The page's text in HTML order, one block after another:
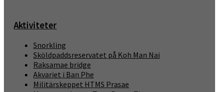
Aktiviteter
Snorkling
Sköldpaddsreservatet på Koh Man Nai
Raksamae bridge
Akvariet i Ban Phe
Militärskeppet HTMS Prasae